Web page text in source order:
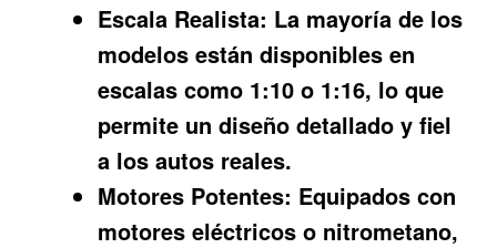
Escala Realista: La mayoría de los
modelos están disponibles en
escalas como 1:10 o 1:16, lo que
permite un diseño detallado y fiel
a los autos reales.
Motores Potentes: Equipados con
motores eléctricos o nitrometano,